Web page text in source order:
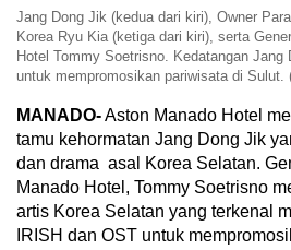
Jang Dong Jik (kedua dari kiri), Owner
Korea Ryu Kia (ketiga dari kiri), serta
Hotel Tommy Soetrisno. Kedatangan Jang
untuk mempromosikan pariwisata di Sulut.
MANADO-Aston Manado Hotel
tamu kehormatan Jang Dong Jik
dan drama asal Korea Selatan.
Manado Hotel, Tommy Soetrisno
artis Korea Selatan yang terkenal
IRISH dan OST untuk